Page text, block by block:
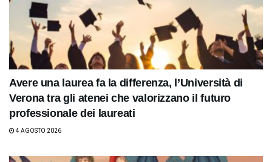
Avere una laurea fa la differenza, l’Università di
Verona tra gli atenei che valorizzano il futuro
professionale dei laureati
4 AGOSTO 2026